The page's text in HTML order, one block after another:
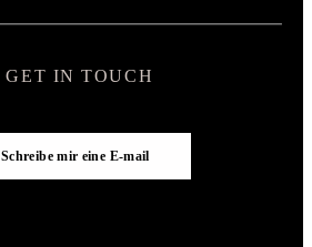
GET IN TOUCH
Schreibe mir eine E-mail